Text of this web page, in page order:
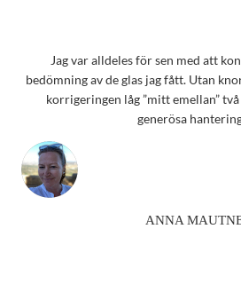
Jag var alldeles för sen med att
bedömning av de glas jag fått. Utan
korrigeringen låg ”mitt emellan”
generösa
ANNA